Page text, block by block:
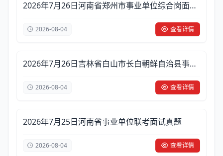
2026年7月26日河南省郑州市事业单位综合岗面试
2026-08-04 查看详情
2026年7月26日吉林省白山市长白朝鲜自治县事业
2026-08-04 查看详情
2026年7月25日河南省事业单位联考面试真题
2026-08-04 查看详情